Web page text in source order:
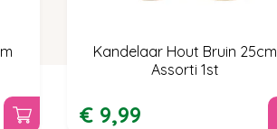
Kandelaar Hout Bruin 25cm
Assorti 1st
€ 9,99